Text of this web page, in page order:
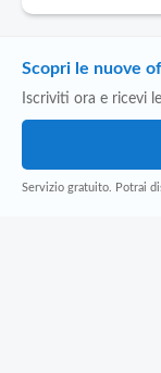
Scopri le nuove
Iscriviti ora e ricevi
Servizio gratuito. Potrai